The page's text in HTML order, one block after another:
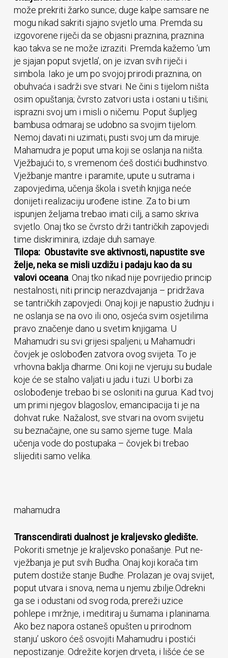
može prekriti žarko sunce; duge kalpe samsare ne
mogu nikad sakriti sjajno svjetlo uma. Premda su
izgovorene riječi da se objasni praznina, praznina
kao takva se ne može izraziti. Premda kažemo ‘um
je sjajan poput svjetla’, on je izvan svih riječi i
simbola. Iako je um po svojoj prirodi praznina, on
obuhvaća i sadrži sve stvari. Ne čini s tijelom ništa
osim opuštanja; čvrsto zatvori usta i ostani u tišini;
isprazni svoj um i misli o ničemu. Poput šupljeg
bambusa odmaraj se udobno sa svojim tijelom.
Nemoj davati ni uzimati, pusti svoj um da miruje.
Mahamudra je poput uma koji se oslanja na ništa.
Vježbajući to, s vremenom ćeš dostići budhinstvo.
Vježbanje mantre i paramite, upute u sutrama i
zapovjedima, učenja škola i svetih knjiga neće
donijeti realizaciju urođene istine. Za to bi um
ispunjen željama trebao imati cilj, a samo skriva
svjetlo. Onaj tko se čvrsto drži tantričkih zapovjedi
time diskriminira, izdaje duh samaye.
Tilopa: Obustavite sve aktivnosti, napustite sve
želje, neka se misli uzdižu i padaju kao da su
valovi oceana. Onaj tko nikad nije povrijedio princip
nestalnosti, niti princip nerazdvajanja – pridržava
se tantričkih zapovjedi. Onaj koji je napustio žudnju i
ne oslanja se na ovo ili ono, osjeća svim osjetilima
pravo značenje dano u svetim knjigama. U
Mahamudri su svi grijesi spaljeni; u Mahamudri
čovjek je oslobođen zatvora ovog svijeta. To je
vrhovna baklja dharme. Oni koji ne vjeruju su budale
koje će se stalno valjati u jadu i tuzi. U borbi za
oslobođenje trebao bi se osloniti na gurua. Kad tvoj
um primi njegov blagoslov, emancipacija ti je na
dohvat ruke. Nažalost, sve stvari na ovom svijetu
su beznačajne, one su samo sjeme tuge. Mala
učenja vode do postupaka – čovjek bi trebao
slijediti samo velika.
mahamudra
Transcendirati dualnost je kraljevsko gledište.
Pokoriti smetnje je kraljevsko ponašanje. Put ne-
vježbanja je put svih Budha. Onaj koji korača tim
putem dostiže stanje Budhe. Prolazan je ovaj svijet,
poput utvara i snova, nema u njemu zbilje.Odrekni
ga se i odustani od svog roda, prereži uzice
pohlepe i mržnje, i meditiraj u šumama i planinama.
Ako bez napora ostaneš opušten u prirodnom
stanju’ uskoro ćeš osvojiti Mahamudru i postići
nepostizanje. Odrežite korjen drveta, i lišće će se